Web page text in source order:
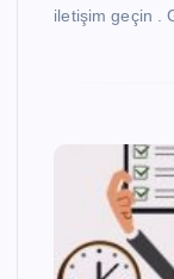
iletişim geçin .